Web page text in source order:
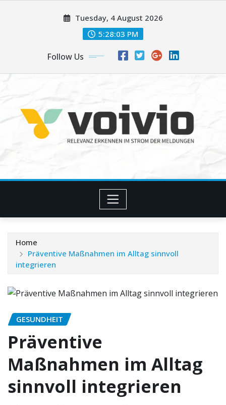
Tuesday, 4 August 2026
5:28:03 PM
Follow Us
Home
Präventive Maßnahmen im Alltag sinnvoll
integrieren
GESUNDHEIT
Präventive
Maßnahmen im Alltag
sinnvoll integrieren